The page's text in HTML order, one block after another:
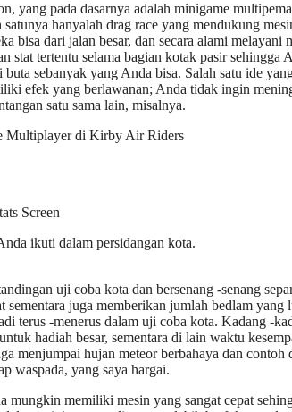
yang pada dasarnya adalah minigame
hanyalah drag race yang mendukung
bisa dari jalan besar, dan secara alami
stat tertentu selama bagian kotak pasir sehingga
buta sebanyak yang Anda bisa. Salah satu ide
efek yang berlawanan; Anda tidak ingin
satu sama lain, misalnya.
ikuti dalam persidangan kota.
uji coba kota dan bersenang -senang
sementara juga memberikan jumlah bedlam
terus -menerus dalam uji coba kota. Kadang -
hadiah besar, sementara di lain waktu
menjumpai hujan meteor berbahaya dan
waspada, yang saya hargai.
mungkin memiliki mesin yang sangat cepat